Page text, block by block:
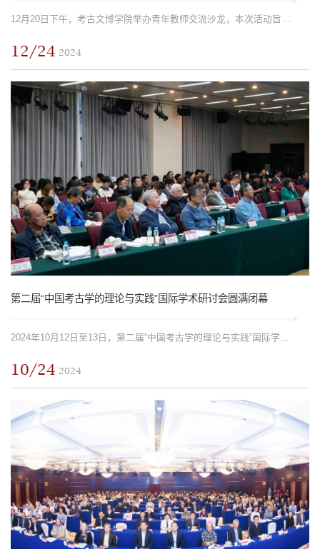
12月20日下午，考古文博学院举办青年教师交流沙龙，本次活动旨在为青年教师搭建一个开放多元的交流平台，分享近期学术科研工作中的收获与进展。学院党委书记陈建立参会，交流活动由学院副院长彭明浩主持。陈建立老师讲话陈建立指出，青年教师和博士后是学院发展过程中不可或缺的关键力量，考古学所具有的独特的学科交叉特性为科研创新提供了多元可能。学院统筹举办青年教师研讨交流活动，致力于为青年教师提供跨学科协作的平台...
12/24 2024
第二届“中国考古学的理论与实践”国际学术研讨会圆满闭幕
10/24 2024